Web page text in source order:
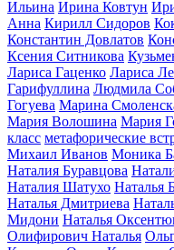
Ильина Ирина Ковтун
Анна Кирилл Сидоров
Константин Довлатов
Ксения Ситникова
Лариса Гаценко Лариса
Гарифуллина Людмила
Гогуева Марина
Мария Волошина Мария
класс метафорические
Михаил Иванов Моника
Наталия Буравцова
Наталия Шатухо Наталья
Наталья Дмитриева
Мидони Наталья
Олифирович Наталья